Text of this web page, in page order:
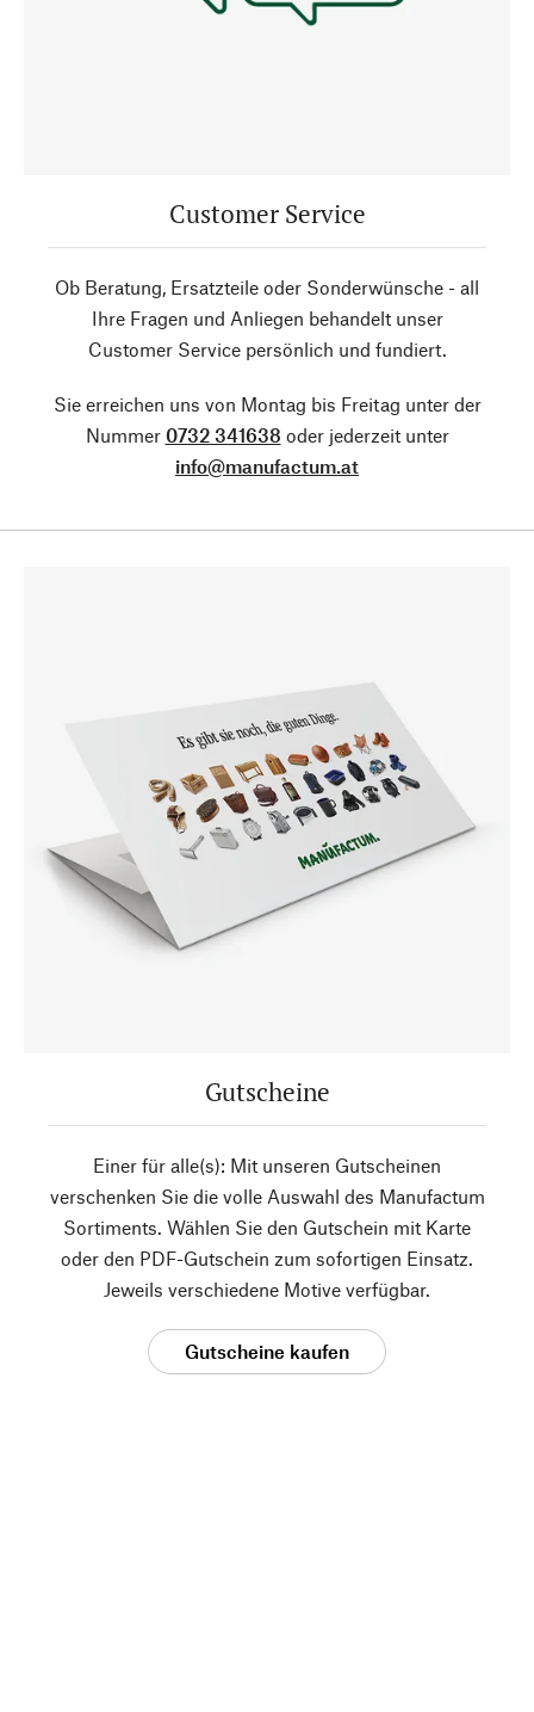
Customer Service
Ob Beratung, Ersatzteile oder Sonderwünsche - all
Ihre Fragen und Anliegen behandelt unser
Customer Service persönlich und fundiert.
Sie erreichen uns von Montag bis Freitag unter der
Nummer 0732 341638 oder jederzeit unter
info@manufactum.at
Gutscheine
Einer für alle(s): Mit unseren Gutscheinen
verschenken Sie die volle Auswahl des Manufactum
Sortiments. Wählen Sie den Gutschein mit Karte
oder den PDF-Gutschein zum sofortigen Einsatz.
Jeweils verschiedene Motive verfügbar.
Gutscheine kaufen